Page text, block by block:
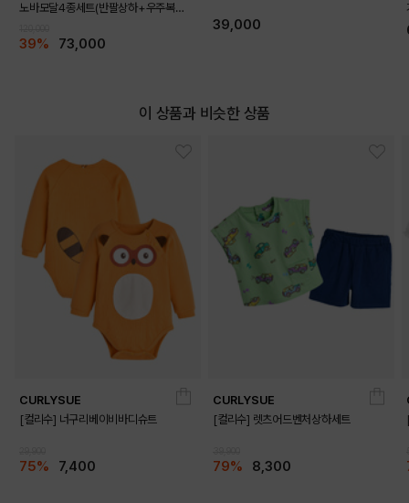
노바모달4종세트(반팔상하+우주복
39% 73,000
39,000
이 상품과 비슷한 상품
CURLYSUE
[컬리수] 너구리베이비바디슈트
75% 7,400
CURLYSUE
[컬리수] 렛츠어드벤처상하세트
79% 8,300